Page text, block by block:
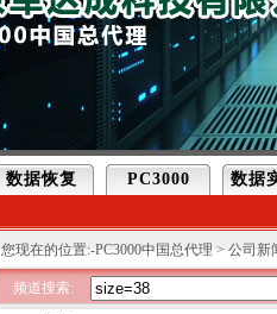
数据恢复 PC3000 数据
您现在的位置:-PC3000中国总代理 > 公司新
频道搜索: